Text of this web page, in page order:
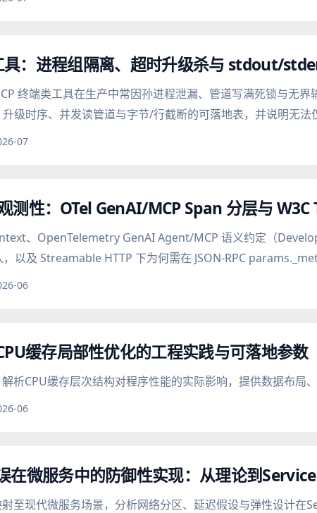
：进程组隔离、超时升级杀与 stdout/
终端类工具在生产中常因孙进程泄漏、管道写满死锁与无
级时序、并发读管道与字节/行截断的可落地表，并说明无法
07
测性：OTel GenAI/MCP Span 分层与
、OpenTelemetry GenAI Agent/MCP 语义约定（
以及 Streamable HTTP 下为何需在 JSON-RPC
06
缓存局部性优化的工程实践与可落地参数
析CPU缓存层次结构对程序性能的实际影响，提供数据布局
06
在微服务中的防御性实现：从理论到
至现代微服务场景，分析网络分区、延迟假设与弹性设计在